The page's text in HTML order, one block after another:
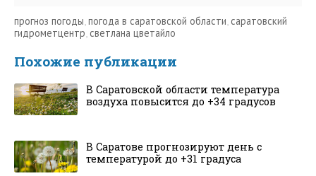
прогноз погоды,погода в саратовской области, саратовский
гидрометцентр, светлана цветайло
Похожие публикации
В Саратовской области температура
воздуха повысится до +34 градусов
В Саратове прогнозируют день с
температурой до +31 градуса